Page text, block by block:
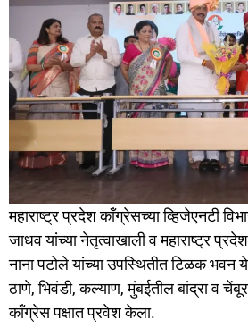
महाराष्ट्र प्रदेश काँग्रेसच्या व्हिजेएनटी
जाधव यांच्या नेतृत्वाखाली व महाराष्ट्र
नाना पटोले यांच्या उपस्थितीत टिळक भवन
ठाणे, भिवंडी, कल्याण, मुंबईतील बांद्रा व
काँग्रेस पक्षात प्रवेश केला.